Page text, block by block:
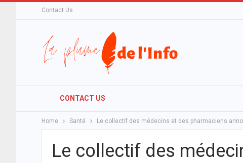
Contact Us
CONTACT US
Home Santé Le collectif des médecins et des pharmaciens
Le collectif des